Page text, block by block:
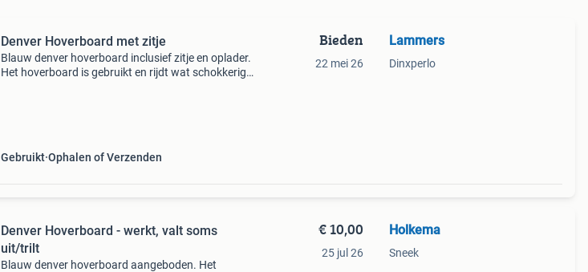
Denver Hoverboard met zitje
Blauw denver hoverboard inclusief zitje en oplader.
Het hoverboard is gebruikt en rijdt wat schokkerig
Gebruikt Ophalen of Verzenden
Bieden
22 mei 26
Lammers
Dinxperlo
Denver Hoverboard - werkt, valt soms
uit/trilt
Blauw denver hoverboard aangeboden. Het
€ 10,00
25 jul 26
Holkema
Sneek